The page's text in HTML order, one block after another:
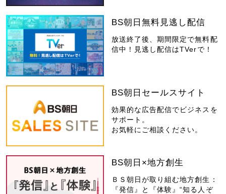
BS朝日無料見逃し配信
放送終了後、期間限定で無料配
信中！見逃し配信はTVerで！
BS朝日セールスサイト
効果的な広告配信でビジネスを
サポート。
お気軽にご相談ください。
BS朝日×地方創生
ＢＳ朝日が取り組む地方創生：
『発信』と『体験』“知る人ぞ